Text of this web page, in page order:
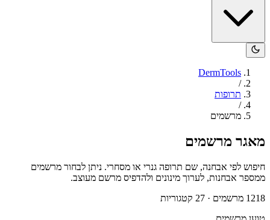
DermTools
/
תרופות
/
מרשמים
מאגר מרשמים
חיפוש לפי אבחנה, שם תרופה גנרי או מסחרי. ניתן לבחור מרשמים
ממספר אבחנות, לערוך מינונים ולהדפיס מרשם מעוצב.
1218 מרשמים ·
27 קטגוריות